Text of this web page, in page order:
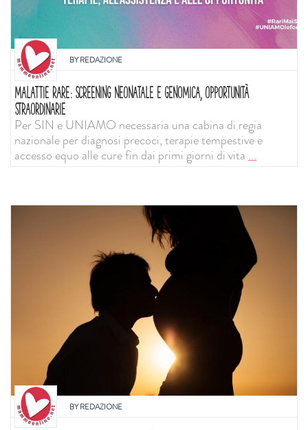
BYREDAZIONE
MALATTIE RARE: SCREENING NEONATALE E GENOMICA, OPPORTUNITÀ
STRAORDINARIE
Per SIN e UNIAMO necessaria una cabina di regia
nazionale per diagnosi precoci, terapie tempestive e
accesso equo alle cure fin dai primi giorni di vita ...
BYREDAZIONE